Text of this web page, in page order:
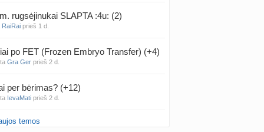
rugsėjinukai SLAPTA :4u: (2)
RaiRai prieš 1 d.
po FET (Frozen Embryo Transfer) (+4)
Gra Ger prieš 2 d.
per bėrimas? (+12)
IevaMati prieš 2 d.
ir karščiais (4)
temos